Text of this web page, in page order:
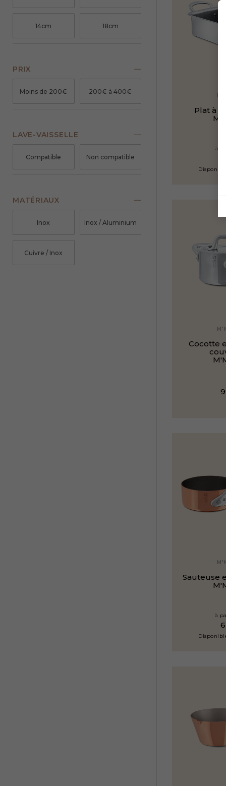
14cm 18cm
PRIX
Moins de 200€ 200€ à 400€
LAVE-VAISSELLE
Compatible Non compatible
MATÉRIAUX
Inox Inox / Aluminium
Cuivre / Inox
Plat à
à
Cocotte
Sauteuse
à